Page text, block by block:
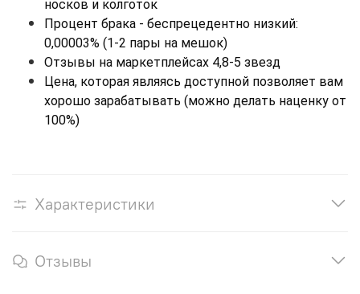
носков и колготок
Процент брака - беспрецедентно низкий:
0,00003% (1-2 пары на мешок)
Отзывы на маркетплейсах 4,8-5 звезд
Цена, которая являясь доступной позволяет вам
хорошо зарабатывать (можно делать наценку от
100%)
Характеристики
Отзывы